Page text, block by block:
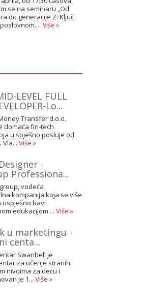
se na seminaru „Od
do generacije Z: Ključ
Više »
LEVEL FULL
Lo...
Transfer d.o.o.
domaća fin-tech
u spješno posluje od
Vla... Više »
-
Professiona...
vodeća
kompanija koja se više
uspješno bavi
edukacijom ... Više »
u marketingu -
centa...
Swanbell je
za učenje stranih
nivoima za decu i
je 1... Više »